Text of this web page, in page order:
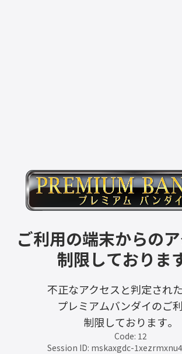
ご利用の端末からの
制限しておりま
不正なアクセスと判定された
プレミアムバンダイのご
制限しております。
Code: 12
Session ID: mskaxgdc-